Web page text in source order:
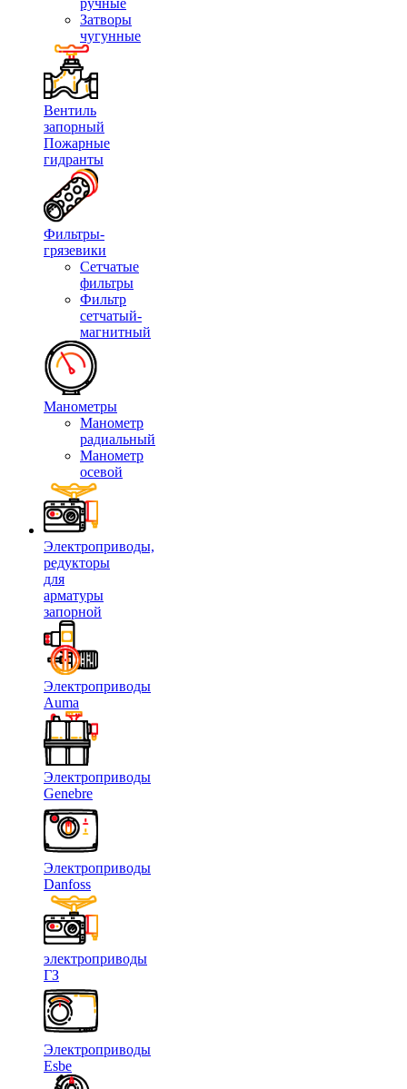
ручные
Затворы
чугунные
Вентиль
запорный
Пожарные
гидранты
Фильтры-
грязевики
Сетчатые
фильтры
Фильтр
сетчатый-
магнитный
Манометры
Манометр
радиальный
Манометр
осевой
Электроприводы,
редукторы
для
арматуры
запорной
Электроприводы
Auma
Электроприводы
Genebre
Электроприводы
Danfoss
электроприводы
ГЗ
Электроприводы
Esbe